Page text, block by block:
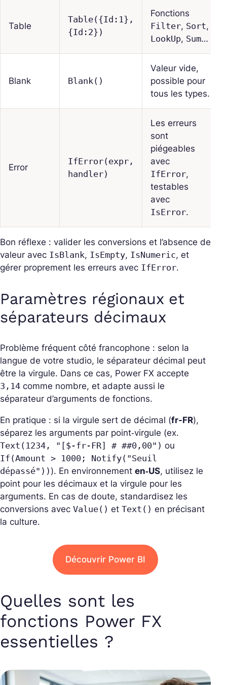
Table
Table({Id:1},
{Id:2})
Fonctions
Filter, Sort,
LookUp, Sum…
Blank Blank()
Valeur vide,
possible pour
tous les types.
Error
IfError(expr,
handler)
Les erreurs
sont
piégeables
avec
IfError,
testables
avec
IsError.
Bon réflexe : valider les conversions et l’absence de
valeur avec IsBlank, IsEmpty, IsNumeric, et
gérer proprement les erreurs avec IfError.
Paramètres régionaux et
séparateurs décimaux
Problème fréquent côté francophone : selon la
langue de votre studio, le séparateur décimal peut
être la virgule. Dans ce cas, Power FX accepte
3,14 comme nombre, et adapte aussi le
séparateur d’arguments de fonctions.
En pratique : si la virgule sert de décimal (fr-FR),
séparez les arguments par point‑virgule (ex.
Text(1234, "[$-fr-FR] # ##0,00") ou
If(Amount > 1000; Notify("Seuil
dépassé")) ). En environnement en‑US, utilisez le
point pour les décimaux et la virgule pour les
arguments. En cas de doute, standardisez les
conversions avec Value() et Text() en précisant
la culture.
Découvrir Power BI
Quelles sont les
fonctions Power FX
essentielles ?